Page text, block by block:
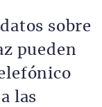
sobre
pueden
las